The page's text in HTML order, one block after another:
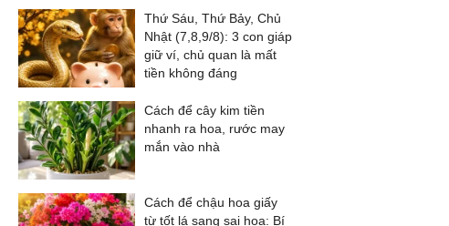
Thứ Sáu, Thứ Bảy, Chủ
Nhật (7,8,9/8): 3 con giáp
giữ ví, chủ quan là mất
tiền không đáng
Cách để cây kim tiền
nhanh ra hoa, rước may
mắn vào nhà
Cách để chậu hoa giấy
từ tốt lá sang sai hoa: Bí